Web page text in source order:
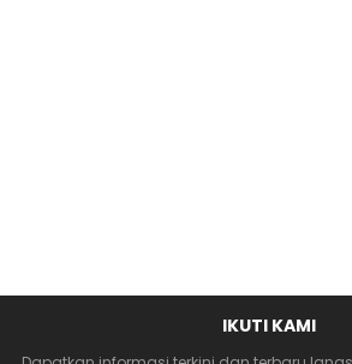
IKUTI KAMI